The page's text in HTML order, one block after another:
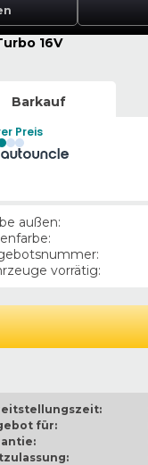
16V
Barkauf
Preis
außen:
:
:
vorrätig:
für: